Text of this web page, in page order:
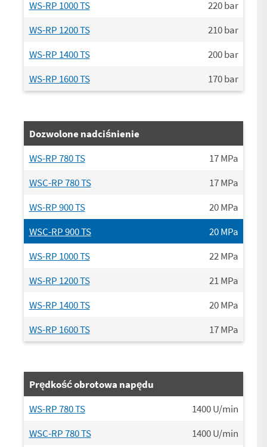
WS-RP 1000 TS 220bar
WS-RP 1200 TS
210bar
WS-RP 1400 TS
200bar
WS-RP 1600 TS
170bar
Dozwolone nadciśnienie
WS-RP 780 TS
17MPa
WSC-RP 780 TS
17MPa
WS-RP 900 TS
20MPa
WSC-RP 900 TS
20MPa
WS-RP 1000 TS
22MPa
WS-RP 1200 TS
21MPa
WS-RP 1400 TS
20MPa
WS-RP 1600 TS
17MPa
Prędkość obrotowa napędu
WS-RP 780 TS
1400U/min
WSC-RP 780 TS
1400U/min